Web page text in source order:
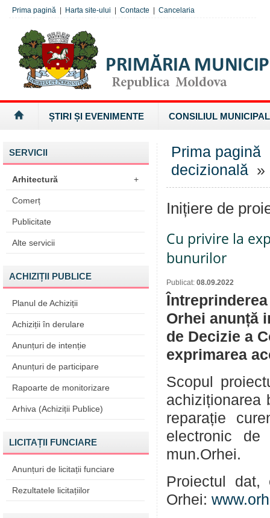
Prima pagină Harta site-ului Contacte Cancelaria
ȘTIRI ȘI EVENIMENTE CONSILIUL MUNICIPAL
SERVICII
Arhitectură +
Comerț
Publicitate
Alte servicii
ACHIZIȚII PUBLICE
Planul de Achiziții
Achiziții în derulare
Anunțuri de intenție
Anunțuri de participare
Rapoarte de monitorizare
Arhiva (Achiziții Publice)
LICITAȚII FUNCIARE
Anunțuri de licitații funciare
Rezultatele licitațiilor
Prima pagină
decizională »
Inițiere de
Cu privire la
bunurilor
Publicat: 08.09.2022
Orhei anunță
de Decizie a
exprimarea
Scopul
achiziționarea
reparație
electronic
mun.Orhei.
Proiectul dat,
Orhei: